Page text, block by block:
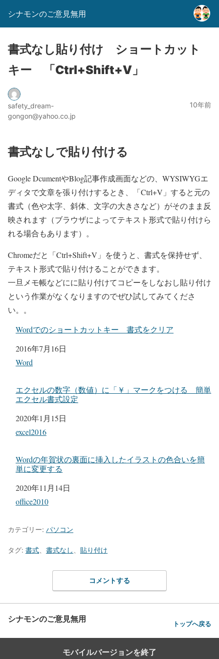
シナモンのご意見無用
書式なし貼り付け ショートカット
キー 「Ctrl+Shift+V」
safety_dream-
gongon@yahoo.co.jp
10年前
書式なしで貼り付ける
Google DcumentやBlog記事作成画面などの、WYSIWYGエ
ディタで文章を張り付けするとき、「Ctrl+V」すると元の
書式（色や太字、斜体、文字の大きさなど）がそのまま反
映されます（ブラウザによってテキスト形式で貼り付けら
れる場合もあります）。
Chromeだと「Ctrl+Shift+V」を使うと、書式を保持せず、
テキスト形式で貼り付けることができます。
一旦メモ帳などにに貼り付けてコピーをしなおし貼り付け
という作業がなくなりますのでぜひ試してみてくださ
い。。
Wordでのショートカットキー 書式をクリア
日付
2016年7月16日
関連理由
Word
エクセルの数字（数値）に「￥」マークをつける 簡単
エクセル書式設定
日付
2020年1月15日
関連理由
excel2016
Wordの年賀状の裏面に挿入したイラストの色合いを簡
単に変更する
日付
2020年11月14日
関連理由
office2010
カテゴリー: パソコン
タグ: 書式 書式なし 貼り付け
コメントする
シナモンのご意見無用 トップへ戻る
モバイルバージョンを終了